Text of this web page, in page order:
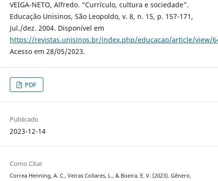
VEIGA-NETO, Alfredo. “Currículo, cultura e sociedade”.
Educação Unisinos, São Leopoldo, v. 8, n. 15, p. 157-171,
jul./dez. 2004. Disponível em
https://revistas.unisinos.br/index.php/educacao/article/view/
Acesso em 28/05/2023.
PDF
Publicado
2023-12-14
Como Citar
Correa Henning, A. C., Veiras Collares, L., & Boeira, E. V. (2023). Gênero,